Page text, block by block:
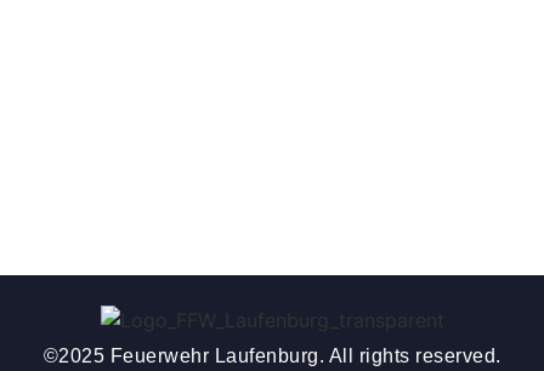
©2025 Feuerwehr Laufenburg. All rights reserved.